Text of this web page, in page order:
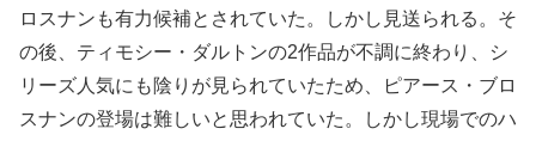
ロスナンも有力候補とされていた。しかし見送られる。そ
の後、ティモシー・ダルトンの2作品が不調に終わり、シ
リーズ人気にも陰りが見られていたため、ピアース・ブロ
スナンの登場は難しいと思われていた。しかし現場でのハ